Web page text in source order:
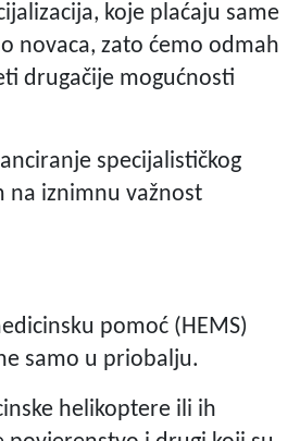
koje plaćaju same
novaca, zato ćemo odmah
drugačije mogućnosti
specijalističkog
na iznimnu važnost
pomoć (HEMS)
samo u priobalju.
helikoptere ili ih